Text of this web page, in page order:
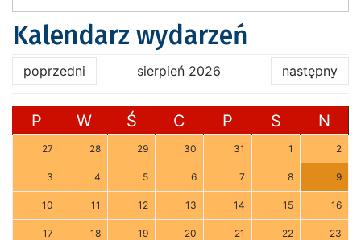
Kalendarz wydarzeń
poprzedni sierpień 2026 następny
P W Ś C P S N
27 28 29 30 31 1 2
3 4 5 6 7 8 9
10 11 12 13 14 15 16
17 18 19 20 21 22 23